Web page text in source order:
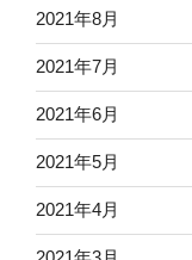
2021年8月
2021年7月
2021年6月
2021年5月
2021年4月